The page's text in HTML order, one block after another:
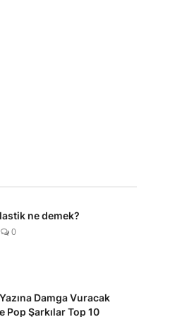
ne demek?
0
Damga Vuracak
Pop Şarkılar Top 10